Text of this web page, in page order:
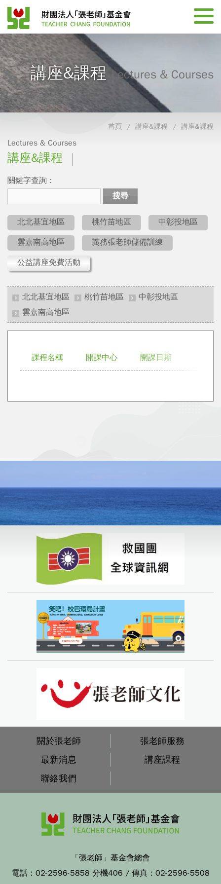
講座&課程 Lectures & Courses
首頁 講座&課程 講座&課程
Lectures & Courses
講座&課程
關鍵字查詢：
搜尋
北北基宜地區 桃竹苗地區 中彰投地區
雲嘉南高地區 義務張老師儲備訓練
公益講座免費活動
北北基宜地區 桃竹苗地區
中彰投地區
雲嘉南高地區
課程名稱 開課中心 開課日期
關於張老師
張老師服務
最新消息
講座課程
聯絡我們
「張老師」基金會總會
電話： 02-2596-5858 分機406 / 傳真： 02-2596-5508